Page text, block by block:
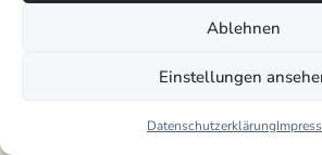
Ablehnen
Einstellungen
Datenschutzerklärung
erleichtern. So bleibt mehr Zeit für
von KI in den